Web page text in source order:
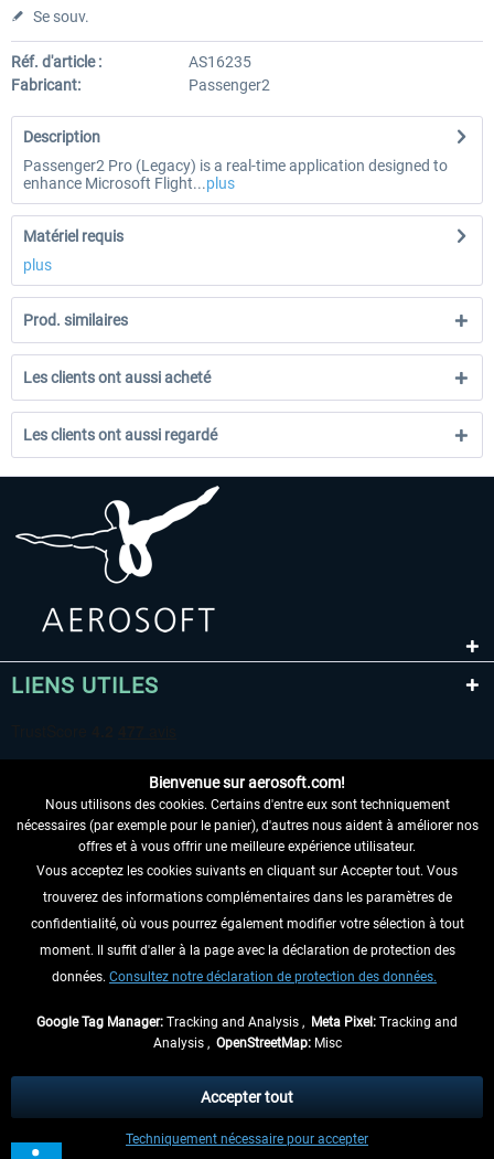
Se souv.
Réf. d'article :
AS16235
Fabricant:
Passenger2
Description
Passenger2 Pro (Legacy) is a real-time application designed to
enhance Microsoft Flight...plus
Matériel requis
plus
Prod. similaires
Les clients ont aussi acheté
Les clients ont aussi regardé
LIENS UTILES
RENONCER AU CONTRAT ICI
INFORMATIONS
NE MANQUEZ PAS LES DERNIÈRES
échéant, frais de remboursement, si aucune description contraire.
** S'applique aux envois vers l'Allemagne. Pour les autres pays, veuillez
consulter lesinformations d'expédition.
Bienvenue sur aerosoft.com!
Nous utilisons des cookies. Certains d'entre eux sont techniquement
nécessaires (par exemple pour le panier), d'autres nous aident à améliorer nos
offres et à vous offrir une meilleure expérience utilisateur.
Vous acceptez les cookies suivants en cliquant sur Accepter tout. Vous
trouverez des informations complémentaires dans les paramètres de
confidentialité, où vous pourrez également modifier votre sélection à tout
moment. Il suffit d'aller à la page avec la déclaration de protection des
données. Consultez notre déclaration de protection des données.
Google Tag Manager: Tracking and Analysis , Meta Pixel: Tracking and
Analysis , OpenStreetMap:Misc
Techniquement nécessaire pour accepter
Accepter tout